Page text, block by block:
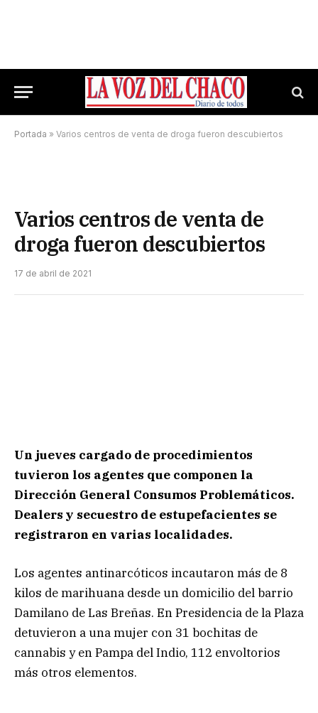
Portada » Varios centros de venta de droga fueron descubiertos
Varios centros de venta de
droga fueron descubiertos
17 de abril de 2021
Un jueves cargado de procedimientos
tuvieron los agentes que componen la
Dirección General Consumos Problemáticos.
Dealers y secuestro de estupefacientes se
registraron en varias localidades.
Los agentes antinarcóticos incautaron más de 8
kilos de marihuana desde un domicilio del barrio
Damilano de Las Breñas. En Presidencia de la Plaza
detuvieron a una mujer con 31 bochitas de
cannabis y en Pampa del Indio, 112 envoltorios
más otros elementos.